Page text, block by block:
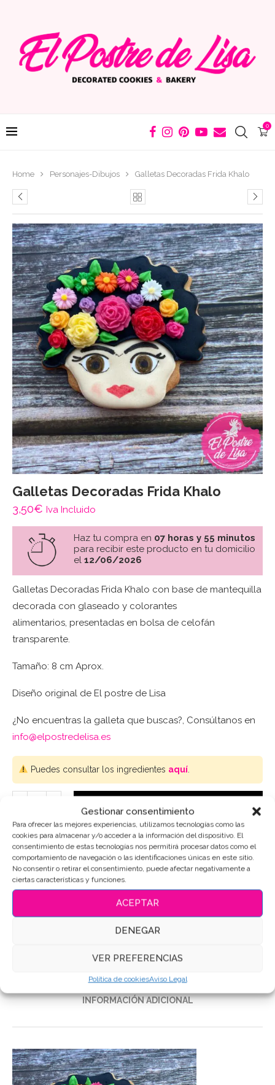
Gestionar consentimiento
Para ofrecer las mejores experiencias, utilizamos tecnologías como las
cookies para almacenar y/o acceder a la información del dispositivo. El
consentimiento de estas tecnologías nos permitirá procesar datos como el
comportamiento de navegación o las identificaciones únicas en este sitio.
No consentir o retirar el consentimiento, puede afectar negativamente a
ciertas características y funciones.
ACEPTAR
DENEGAR
VER PREFERENCIAS
Política de cookiesAviso Legal
0
Home Personajes-Dibujos Galletas Decoradas Frida Khalo
Galletas Decoradas Frida Khalo
3,50€ Iva Incluido
Haz tu compra en 07 horas y 55 minutos
para recibir este producto en tu domicilio
el 12/06/2026
Galletas Decoradas Frida Khalo con base de mantequilla
decorada con glaseado y colorantes
alimentarios, presentadas en bolsa de celofán
transparente.
Tamaño: 8 cm Aprox.
Diseño original de El postre de Lisa
¿No encuentras la galleta que buscas?, Consúltanos en
info@elpostredelisa.es
Puedes consultar los ingredientes aquí.
SKU:
3964
Categoría:Personajes-Dibujos
Galletas de mantequilla,Galletas Decoradas
Galletas decoradas frida khalo
DESCRIPCIÓN
INFORMACIÓN ADICIONAL